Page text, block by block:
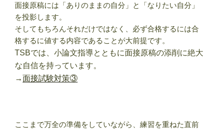
面接原稿には「ありのままの自分」と「なりたい自分」
を投影します。
そしてもちろんそれだけではなく、必ず合格するには合
格するに値する内容であることが大前提です。
TSBでは、小論文指導とともに面接原稿の添削に絶大
な自信を持っています。
→面接試験対策③
ここまで万全の準備をしていながら、練習を重ねた直前